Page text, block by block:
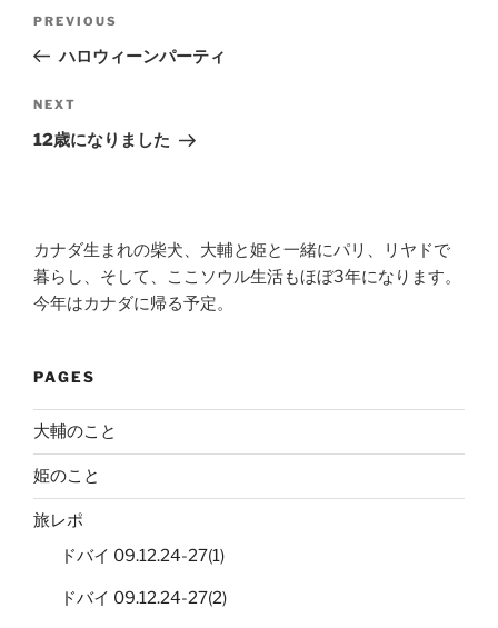
Previous
Post
PREVIOUS
ハロウィーンパーティ
Next
Post
NEXT
12歳になりました
カナダ生まれの柴犬、大輔と姫と一緒にパリ、リヤドで
暮らし、そして、ここソウル生活もほぼ3年になります。
今年はカナダに帰る予定。
PAGES
大輔のこと
姫のこと
旅レポ
ドバイ 09.12.24-27(1)
ドバイ 09.12.24-27(2)